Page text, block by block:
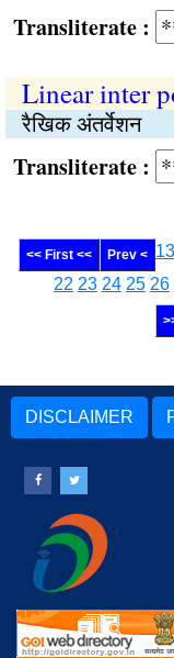
:
Linear inter
रैखिक अंतर्वेशन
:
<< First << Prev < 13
22 23 24 25 26
DISCLAIMER